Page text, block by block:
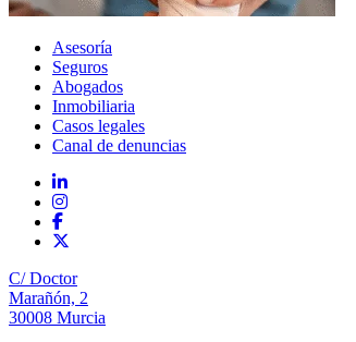
Asesoría
Seguros
Abogados
Inmobiliaria
Casos legales
Canal de denuncias
C/ Doctor
Marañón, 2
30008 Murcia